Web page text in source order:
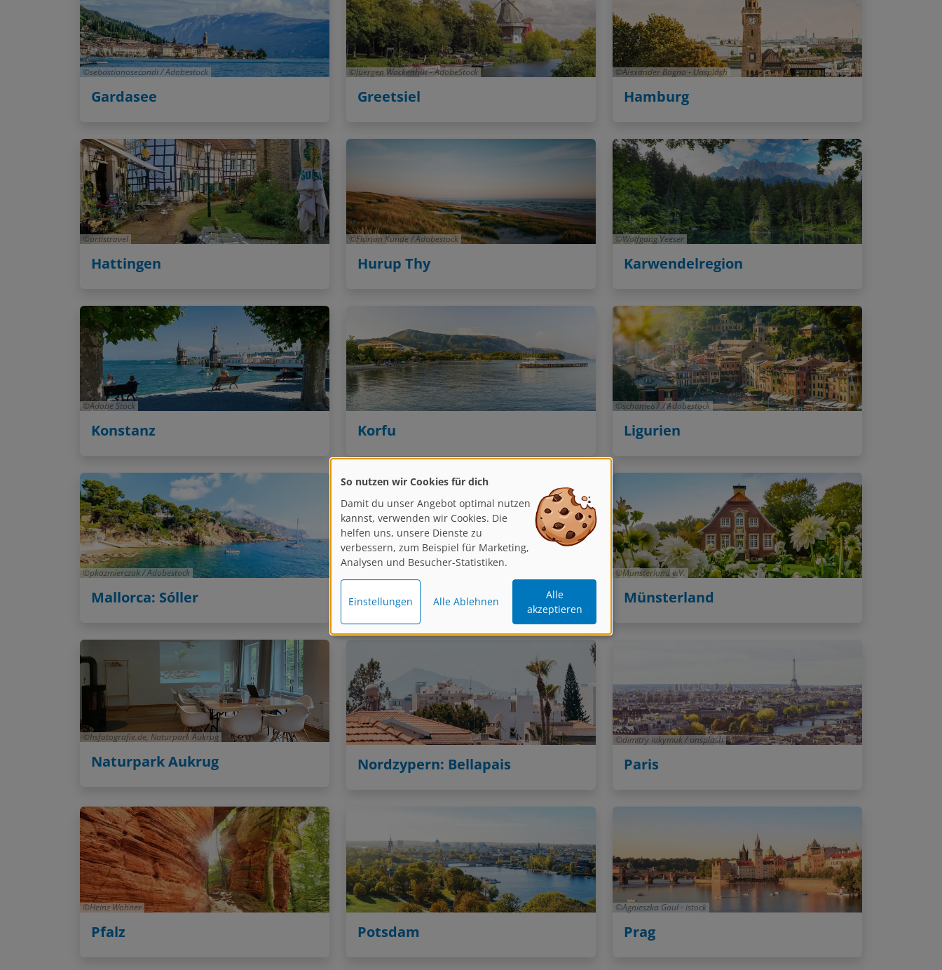
sebastianosecondi / Adobestock
Gardasee
Juergen Wackenhut - AdobeStock
Greetsiel
Alexander Bagno - Unsplash
Hamburg
artistravel
Hattingen
Florian Kunde / Adobestock
Hurup Thy
Wolfgang Veeser
Karwendelregion
Adobe Stock
Konstanz Korfu
schame87 / Adobestock
Ligurien
pkazmierczak / Adobestock
Mallorca: Sóller
Heinz Wohner
Moselregion
Münsterland e.V.
Münsterland
hsfotografie.de, Naturpark Aukrug
Naturpark Aukrug Nordzypern: Bellapais
dimitry iakymuk / unsplash
Paris
Heinz Wohner
Pfalz Potsdam
Agnieszka Gaul - istock
Prag
So nutzen wir Cookies für dich
Damit du unser Angebot optimal nutzen
kannst, verwenden wir Cookies. Die
helfen uns, unsere Dienste zu
verbessern, zum Beispiel für Marketing,
Analysen und Besucher-Statistiken.
Einstellungen
akzeptieren